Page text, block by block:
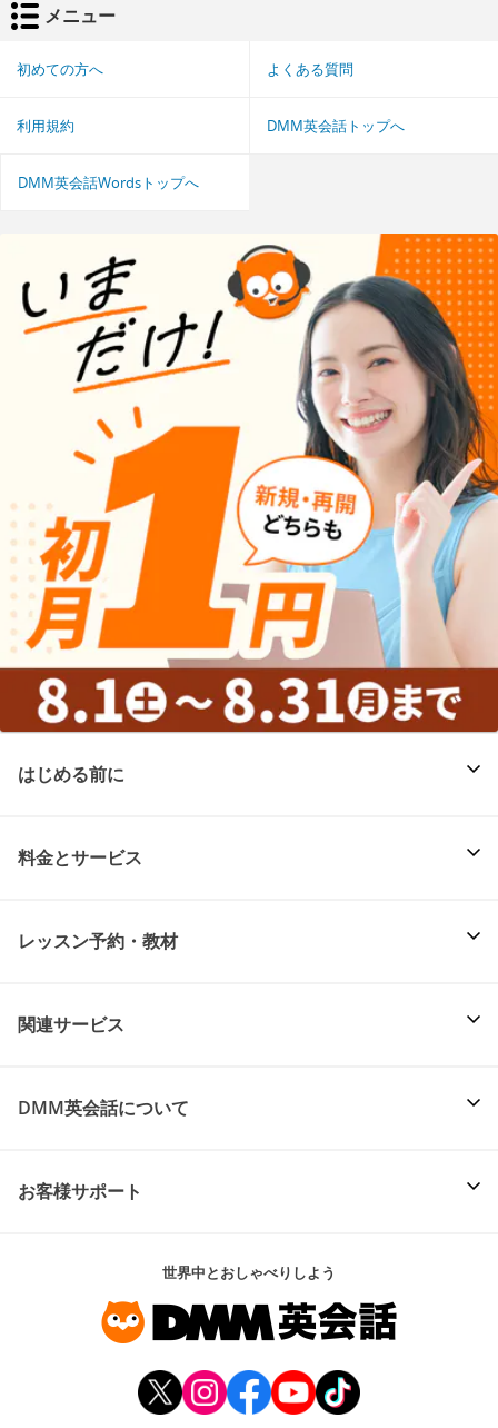
メニュー
初めての方へ よくある質問
利用規約 DMM英会話トップへ
DMM英会話Wordsトップへ
はじめる前に
料金とサービス
レッスン予約・教材
関連サービス
DMM英会話について
お客様サポート
世界中とおしゃべりしよう